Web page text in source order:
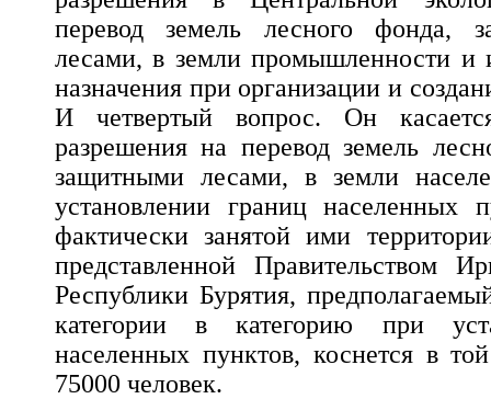
перевод земель лесного фонда,
лесами, в земли промышленности и
назначения при организации и
И четвертый вопрос. Он касается
разрешения на перевод земель
защитными лесами, в земли
установлении границ населенных
фактически занятой ими
представленной Правительством
Республики Бурятия,
категории в категорию при
населенных пунктов, коснется в
75000 человек.